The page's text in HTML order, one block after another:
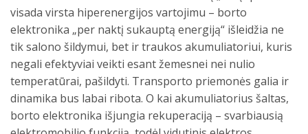
visada virsta hiperenergijos vartojimu – borto
elektronika „per naktį sukauptą energiją“ išleidžia ne
tik salono šildymui, bet ir traukos akumuliatoriui, kuris
negali efektyviai veikti esant žemesnei nei nulio
temperatūrai, pašildyti. Transporto priemonės galia ir
dinamika bus labai ribota. O kai akumuliatorius šaltas,
borto elektronika išjungia rekuperaciją – svarbiausią